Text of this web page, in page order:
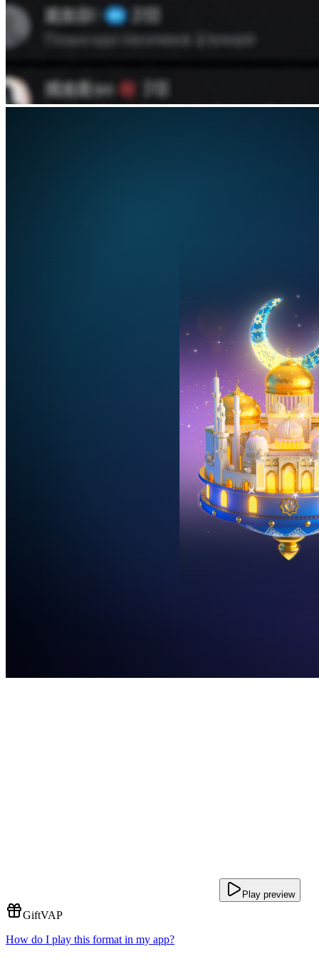
Play preview
GiftVAP
How do I play this format in my app?